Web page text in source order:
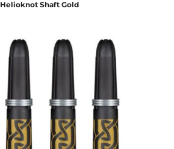
Helioknot Shaft Gold